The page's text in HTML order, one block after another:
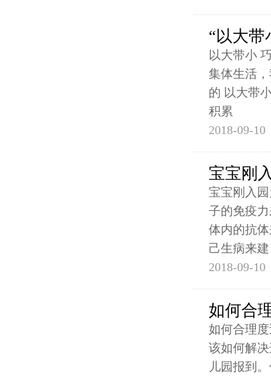
“以大带
以大带小
集体生活
的 以大带
积累
2018-09-10
宝宝刚
宝宝刚入
子的免疫
体内的抗
己生病来建
2018-09-10
如何合
如何合理
该如何解
儿园报到